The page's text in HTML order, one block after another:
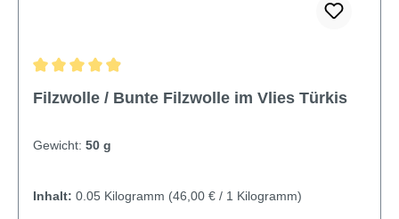
Filzwolle / Bunte Filzwolle im Vlies Türkis
Gewicht: 50 g
Inhalt: 0.05 Kilogramm (46,00 € / 1 Kilogramm)